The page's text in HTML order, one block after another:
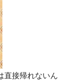
直接帰れないん